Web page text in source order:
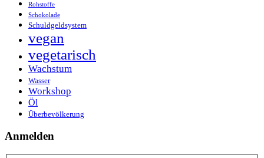
Rohstoffe
Schokolade
Schuldgeldsystem
vegan
vegetarisch
Wachstum
Wasser
Workshop
Öl
Überbevölkerung
Anmelden